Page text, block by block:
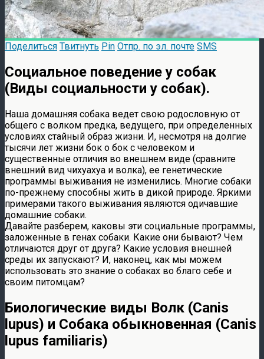
Поделиться Твитнуть Pin Отпр. по эл. почте SMS
Социальное поведение у собак
(Виды социальности у собак).
Наша домашняя собака ведет свою родословную от
общего с волком предка, ведущего, при определенных
условиях стайный образ жизни. И, несмотря на долгие
тысячи лет жизни бок о бок с человеком и
существенные отличия во внешнем виде (сравните
внешний вид чихуахуа и волка), ее генетические
программы выживания не изменились. Многие собаки
по-прежнему способны жить в дикой природе. Яркими
примерами такого выживания являются одичавшие
домашние собаки.
Давайте разберем, каковы эти социальные программы,
заложенные в генах собаки. Какие они бывают? Чем
отличаются друг от друга? Какие условия внешней
среды их запускают? И, наконец, как мы можем
использовать это знание о собаках во благо себе и
своим питомцам?
Биологические виды Волк (Canis
lupus) и Собака обыкновенная (Canis
lupus familiaris)